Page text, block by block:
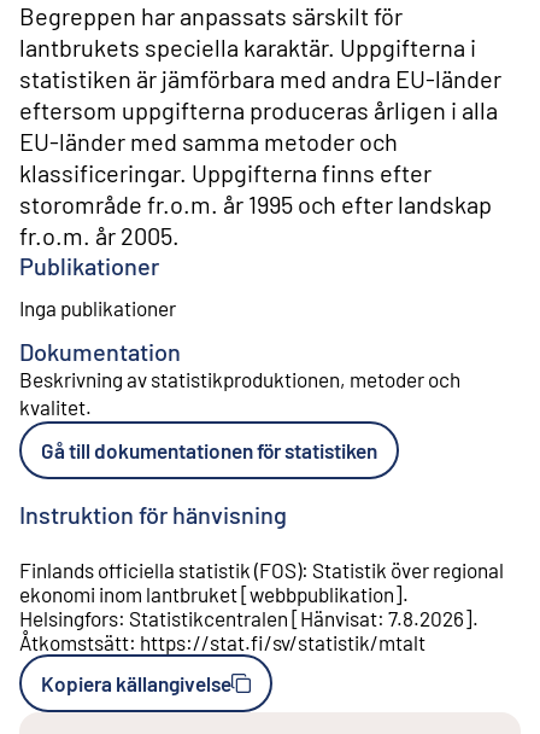
Begreppen har anpassats särskilt för
lantbrukets speciella karaktär. Uppgifterna i
statistiken är jämförbara med andra EU-länder
eftersom uppgifterna produceras årligen i alla
EU-länder med samma metoder och
klassificeringar. Uppgifterna finns efter
storområde fr.o.m. år 1995 och efter landskap
fr.o.m. år 2005.
Publikationer
Inga publikationer
Dokumentation
Beskrivning av statistikproduktionen, metoder och
kvalitet.
Gå till dokumentationen för statistiken
Instruktion för hänvisning
Finlands officiella statistik (FOS): Statistik över regional
ekonomi inom lantbruket[webbpublikation].
Helsingfors: Statistikcentralen [Hänvisat: 7.8.2026].
Åtkomstsätt: https://stat.fi/sv/statistik/mtalt
Kopiera källangivelse